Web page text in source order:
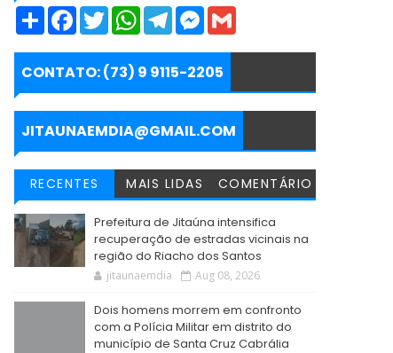
S
r
e
F
e
b
o
k
T
w
t
t
e
r
W
t
s
p
p
T
e
g
a
m
M
s
e
g
e
r
i
CONTATO: (73) 9 9115-2205
JITAUNAEMDIA@GMAIL.COM
RECENTES MAIS LIDAS COMENTÁRIO
Prefeitura de Jitaúna intensifica
recuperação de estradas vicinais na
região do Riacho dos Santos
jitaunaemdia Aug 08, 2026
Dois homens morrem em confronto
com a Polícia Militar em distrito do
município de Santa Cruz Cabrália